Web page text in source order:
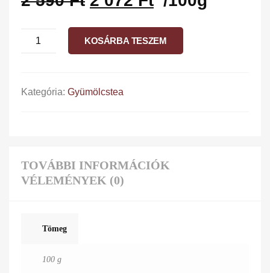
KOSÁRBA TESZEM
Kategória: Gyümölcstea
TOVÁBBI INFORMÁCIÓK
VÉLEMÉNYEK (0)
Tömeg
100 g